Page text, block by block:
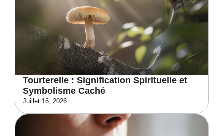
Tourterelle : Signification Spirituelle et
Symbolisme Caché
Juillet 16, 2026